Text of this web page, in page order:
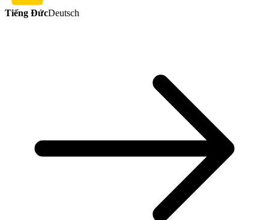
Tiếng ĐứcDeutsch